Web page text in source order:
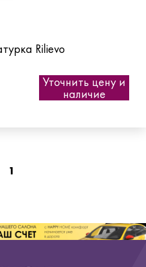
Rilievo
Уточнить цену и
наличие
1